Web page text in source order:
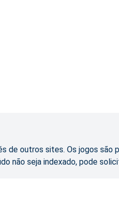
de outros sites. Os jogos
não seja indexado, pode